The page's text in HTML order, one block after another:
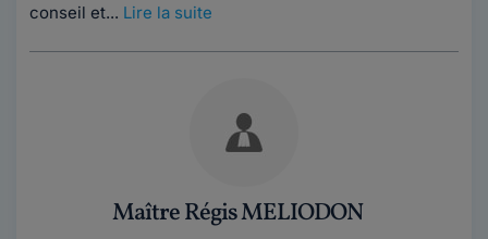
conseil et... Lire la suite
Maître Régis MELIODON